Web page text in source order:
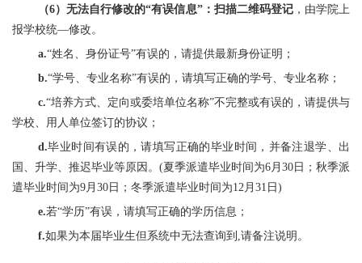
（6）无法自行修改的“有误信息”：扫描二维码登记，由学院上
报学校统—修改。
a.“姓名、身份证号”有误的，请提供最新身份证明；
b.“学号、专业名称”有误的，请填写正确的学号、专业名称；
c.“培养方式、定向或委培单位名称”不完整或有误的，请提供与
学校、用人单位签订的协议；
d.毕业时间有误的，请填写正确的毕业时间，并备注退学、出
国、升学、推迟毕业等原因。(夏季派遣毕业时间为6月30日；秋季派
遣毕业时间为9月30日；冬季派遣毕业时间为12月31日)
e.若“学历”有误，请填写正确的学历信息；
f.如果为本届毕业生但系统中无法查询到,请备注说明。